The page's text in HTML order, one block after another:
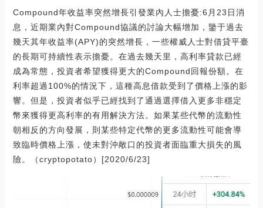
Compound年收益率突然增長引發業內人士擔憂:6月23日消
息，近期業內對Compound協議的討論大幅增加，鑒于過去
幾天其年收益率(APY)的突然增長，一些權威人士對借貸平臺
的長期可持續性表示擔憂。在過去幾天里，高利率貸款已經
成為常態，投資者希望獲得更大的Compound回報份額。在
利率超過100%的情況下，這種高息借款受到了價格上漲的影
響。但是，投資者似乎已經找到了通過選擇借入更多非穩定
幣來獲得更高利率的有用解決方法。如果某些代幣的流動性
朝相反的方向發展，則某些特定代幣的更多流動性可能會導
致臨時價格上漲，使未對沖敞口的投資者面臨重大損失的風
險。（cryptopotato）[2020/6/23]